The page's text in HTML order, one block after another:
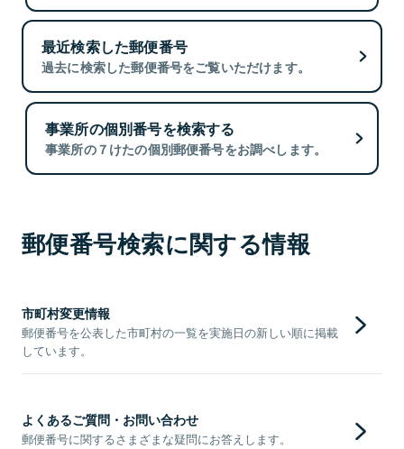
最近検索した郵便番号
過去に検索した郵便番号をご覧いただけます。
事業所の個別番号を検索する
事業所の７けたの個別郵便番号をお調べします。
郵便番号検索に関する情報
市町村変更情報
郵便番号を公表した市町村の一覧を実施日の新しい順に掲載
しています。
よくあるご質問・お問い合わせ
郵便番号に関するさまざまな疑問にお答えします。